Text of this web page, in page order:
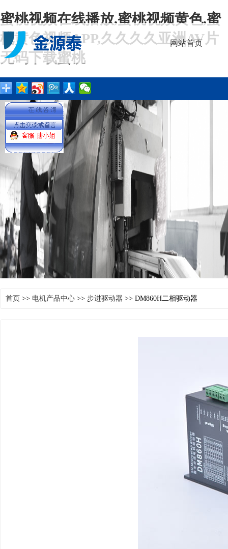
蜜桃视频在线播放,蜜桃视频黄色,蜜
桃黄色视频APP,久久久久亚洲AV片
无码下载蜜桃
网站首页
首页 >> 电机产品中心 >> 步进驱动器 >> DM860H二相驱动器